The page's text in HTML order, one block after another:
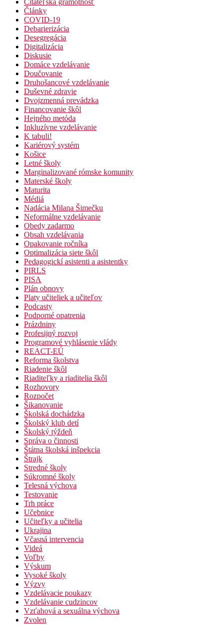
Čitateľská gramotnosť
Články
COVID-19
Debarierizácia
Desegregácia
Digitalizácia
Diskusie
Domáce vzdelávanie
Doučovanie
Druhošancové vzdelávanie
Duševné zdravie
Dvojzmenná prevádzka
Financovanie škôl
Hejného metóda
Inkluzívne vzdelávanie
K tabuli!
Kariérový systém
Košice
Letné školy
Marginalizované rómske komunity
Materské školy
Maturita
Médiá
Nadácia Milana Šimečku
Neformálne vzdelávanie
Obedy zadarmo
Obsah vzdelávania
Opakovanie ročníka
Optimalizácia siete škôl
Pedagogickí asistenti a asistentky
PIRLS
PISA
Plán obnovy
Platy učiteliek a učiteľov
Podcasty
Podporné opatrenia
Prázdniny
Profesijný rozvoj
Programové vyhlásenie vlády
REACT-EÚ
Reforma školstva
Riadenie škôl
Riaditeľky a riaditelia škôl
Rozhovory
Rozpočet
Šikanovanie
Školská dochádzka
Školský klub detí
Školský týždeň
Správa o činnosti
Štátna školská inšpekcia
Štrajk
Stredné školy
Súkromné školy
Telesná výchova
Testovanie
Trh práce
Učebnice
Učiteľky a učitelia
Ukrajina
Včasná intervencia
Videá
Voľby
Výskum
Vysoké školy
Výzvy
Vzdelávacie poukazy
Vzdelávanie cudzincov
Vzťahová a sexuálna výchova
Zvolen